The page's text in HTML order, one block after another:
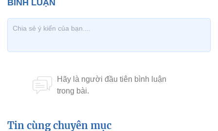
Tin cùng chuyên mục